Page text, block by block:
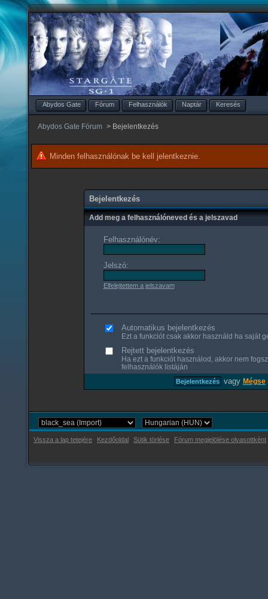
Abydos Gate Fórum Felhasználók Naptár Keresés
Abydos Gate Fórum > Bejelentkezés
Minden felhasználónak be kell jelentkeznie.
Bejelentkezés
Add meg a felhasználóneved és a jelszavad
Felhasználónév:
Jelszó:
Elfelejtettem a jelszavam
Automatikus bejelentkezés
Ezt a funkciót csak akkor használd ha saját
Rejtett bejelentkezés
Ha ezt a funkciót használod, akkor nem
felhasználók listáján
vagy Mégse
Vissza a lap tetejére Kezdőoldal Sütik törlése Fórum megjelölése olvasottként